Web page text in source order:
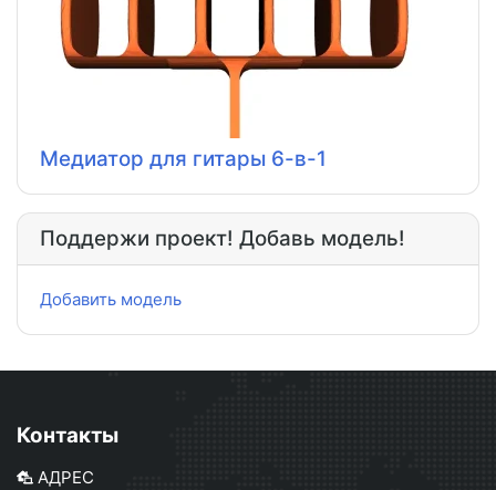
Медиатор для гитары 6-в-1
Поддержи проект! Добавь модель!
Добавить модель
Контакты
АДРЕС